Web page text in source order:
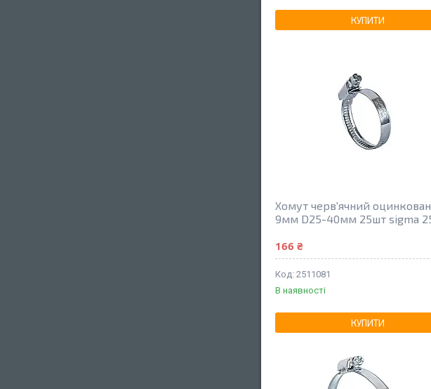
КУПИТИ
Хомут черв'ячний
9мм D25-40мм 25шт sigma
166 ₴
2511081
В наявності
КУПИТИ